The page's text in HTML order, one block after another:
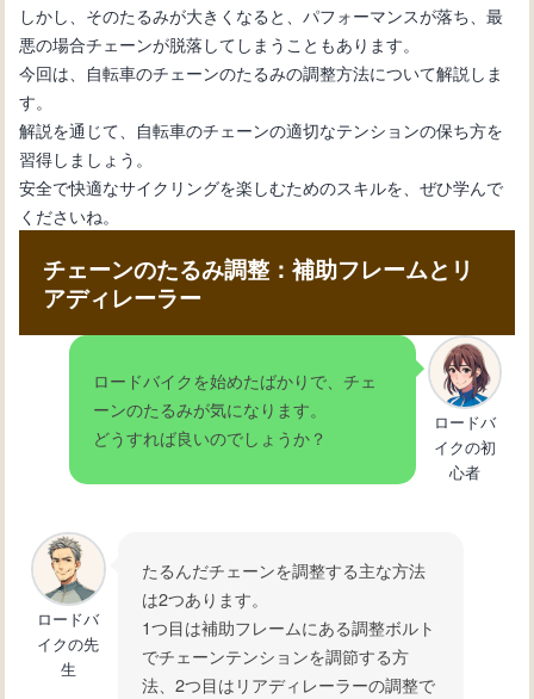
自転車の内装変速機の仕組みとメンテ
ナンス方法を理解しよう
と解決法を紹介
自転車の変速機の使い方：基本操作と
自転車の変速機が故障：修理方法と必
要なツール
しかし、そのたるみが大きくなると、パフォーマンスが落ち、最
悪の場合チェーンが脱落してしまうこともあります。
今回は、自転車のチェーンのたるみの調整方法について解説しま
す。
解説を通じて、自転車のチェーンの適切なテンションの保ち方を
習得しましょう。
安全で快適なサイクリングを楽しむためのスキルを、ぜひ学んで
くださいね。
チェーンのたるみ調整：補助フレームとリ
アディレーラー
ロードバイクを始めたばかりで、チェ
ーンのたるみが気になります。
どうすれば良いのでしょうか？
ロードバ
イクの初
心者
ロードバ
イクの先
生
たるんだチェーンを調整する主な方法
は2つあります。
1つ目は補助フレームにある調整ボルト
でチェーンテンションを調節する方
法、2つ目はリアディレーラーの調整で